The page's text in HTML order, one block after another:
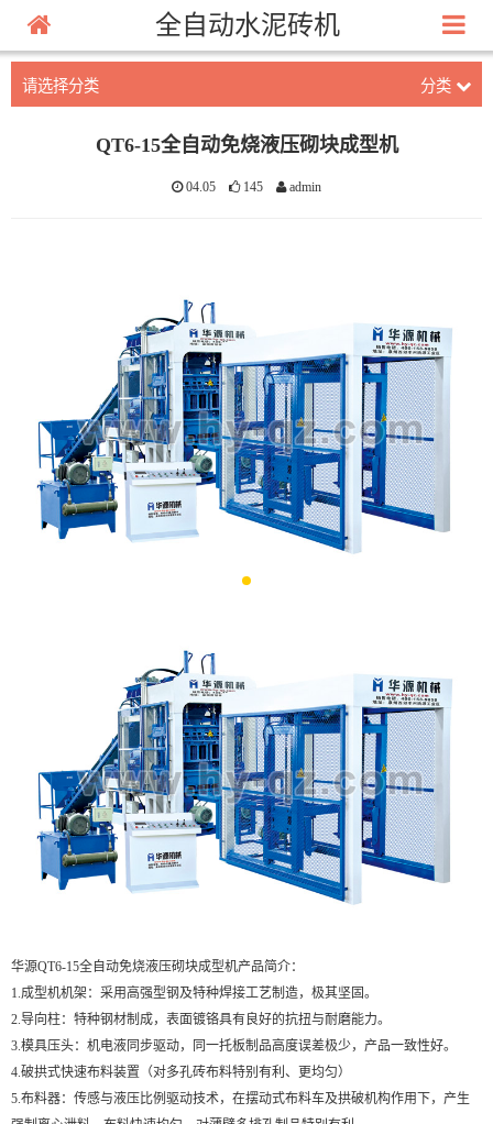
全自动水泥砖机
请选择分类 分类
QT6-15全自动免烧液压砌块成型机
04.05 145 admin
华源QT6-15全自动免烧液压砌块成型机产品简介：
1.成型机机架：采用高强型钢及特种焊接工艺制造，极其坚固。
2.导向柱：特种钢材制成，表面镀铬具有良好的抗扭与耐磨能力。
3.模具压头：机电液同步驱动，同一托板制品高度误差极少，产品一致性好。
4.破拱式快速布料装置（对多孔砖布料特别有利、更均匀）
5.布料器：传感与液压比例驱动技术，在摆动式布料车及拱破机构作用下，产生